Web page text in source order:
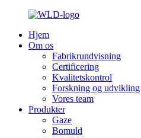
Hjem
Om os
Fabrikrundvisning
Certificering
Kvalitetskontrol
Forskning og udvikling
Vores team
Produkter
Gaze
Bomuld